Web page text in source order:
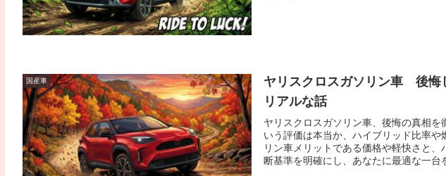
国産車
ヤリスクロスガソリン車 後悔
リアルな話
ヤリスクロスガソリン車、後悔の真相
いう評価は本当か、ハイブリッド比率
リン車メリットである価格や軽快さと
断基準を明確にし、あなたに最適な一台